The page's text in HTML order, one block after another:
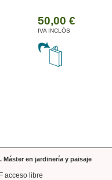
en jardinería y paisaje
acceso libre